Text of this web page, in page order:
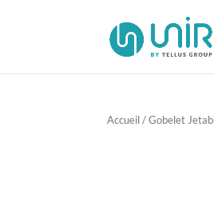
Accueil/Gobelet